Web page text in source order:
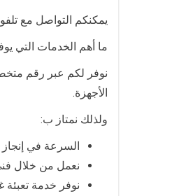
يمكنكم التواصل مع
ما أهم الخدمات التي
نوفر لكم عبر رقم
الأجهزة.
ولذلك نمتاز ب:
السرعة في إنجاز
نعمل من خلال
نوفر خدمة تعبئة